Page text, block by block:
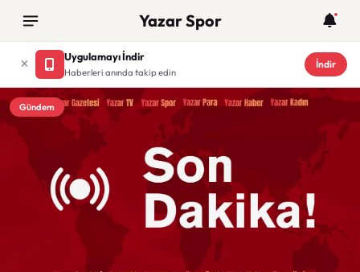
Yazar Spor
Uygulamayı İndir
Haberleri anında takip edin
İndir
Gündem